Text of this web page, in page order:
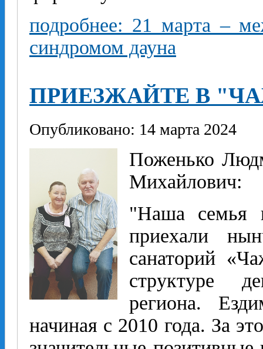
подробнее: 21 марта –
синдромом дауна
ПРИЕЗЖАЙТЕ В
Опубликовано: 14 марта 2024
Поженько
Михайлович:
"Наша семья
приехали
санаторий
структуре
региона.
начиная с 2010 года. За